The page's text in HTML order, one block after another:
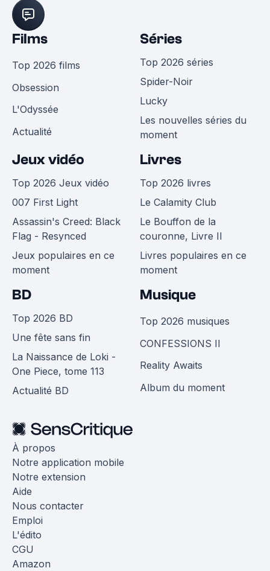
Films
Top 2026 films
Obsession
L'Odyssée
Actualité
Séries
Top 2026 séries
Spider-Noir
Lucky
Les nouvelles séries du
moment
Jeux vidéo
Top 2026 Jeux vidéo
007 First Light
Assassin's Creed: Black
Flag - Resynced
Jeux populaires en ce
moment
Livres
Top 2026 livres
Le Calamity Club
Le Bouffon de la
couronne, Livre II
Livres populaires en ce
moment
BD
Top 2026 BD
Une fête sans fin
La Naissance de Loki -
One Piece, tome 113
Actualité BD
Musique
Top 2026 musiques
CONFESSIONS II
Reality Awaits
Album du moment
À propos
Notre application mobile
Notre extension
Aide
Nous contacter
Emploi
L'édito
CGU
Amazon